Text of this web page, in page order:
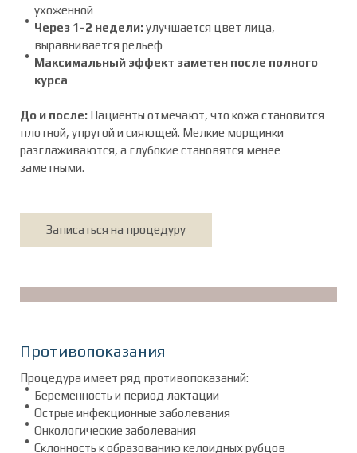
ухоженной
Через 1-2 недели:улучшается цвет лица,
выравнивается рельеф
Максимальный эффект заметен после полного
курса
До и после: Пациенты отмечают, что кожа становится
плотной, упругой и сияющей. Мелкие морщинки
разглаживаются, а глубокие становятся менее
заметными.
Записаться на процедуру
Противопоказания
Процедура имеет ряд противопоказаний:
Беременность и период лактации
Острые инфекционные заболевания
Онкологические заболевания
Склонность к образованию келоидных рубцов